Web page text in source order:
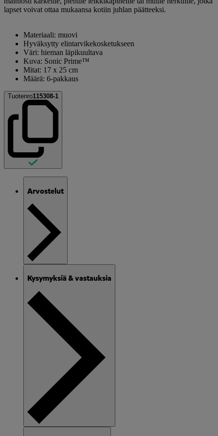
lapset voivat ottaa mukaansa kotiin juhlan päätteeksi.
Materiaali: muovi
Hyväksytty elintarvikekosketukseen
Väri: hieman läpikuultava
Kuva: Sonic Prime™
Mitat: 17 x 25 cm
Määrä: 6-pakkaus
Tuotenro115308-1
Arvostelut
Kysymyksiä & vastauksia